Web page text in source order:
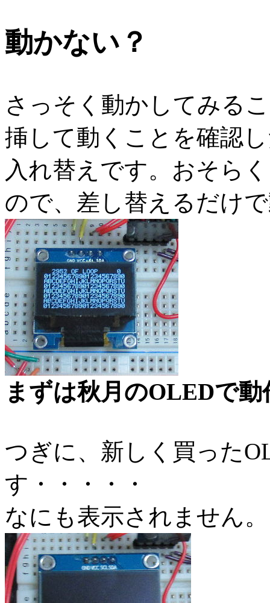
動かない？
さっそく動かしてみる
挿して動くことを確認
入れ替えです。おそら
ので、差し替えるだけ
まずは秋月のOLEDで
つぎに、新しく買った
す・・・・・
なにも表示されません。